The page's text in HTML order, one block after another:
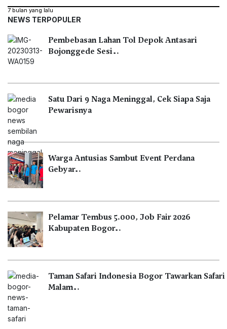
7 bulan yang lalu
NEWS TERPOPULER
Pembebasan Lahan Tol Depok Antasari
Bojonggede Sesi…
Satu Dari 9 Naga Meninggal, Cek Siapa Saja
Pewarisnya
Warga Antusias Sambut Event Perdana
Gebyar…
Pelamar Tembus 5.000, Job Fair 2026
Kabupaten Bogor…
Taman Safari Indonesia Bogor Tawarkan Safari
Malam…